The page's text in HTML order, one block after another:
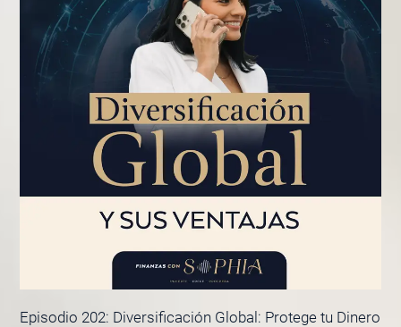
Episodio 202: Diversificación Global: Protege tu Dinero